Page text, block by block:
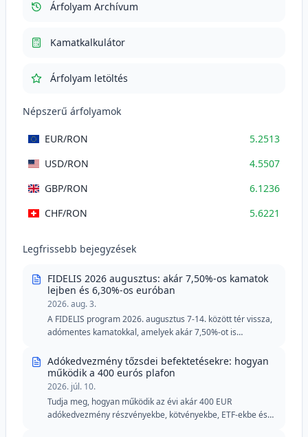
Árfolyam Archívum
Kamatkalkulátor
Árfolyam letöltés
Népszerű árfolyamok
EUR/RON
5.2513
USD/RON
4.5507
GBP/RON
6.1236
CHF/RON 5.6221
Legfrissebb bejegyzések
FIDELIS 2026 augusztus: akár 7,50%-os kamatok
lejben és 6,30%-os euróban
2026. aug. 3.
A FIDELIS program 2026. augusztus 7-14. között tér vissza,
adómentes kamatokkal, amelyek akár 7,50%-ot is
kiadás két különleges részletet tartalmaz véradók számára,
csökkentett minimális küszöbértékekkel lejben és euróban.
Adókedvezmény tőzsdei befektetésekre: hogyan
működik a 400 eurós plafon
2026. júl. 10.
Tudja meg, hogyan működik az évi akár 400 EUR
adókedvezmény részvényekbe, kötvényekbe, ETF-ekbe és